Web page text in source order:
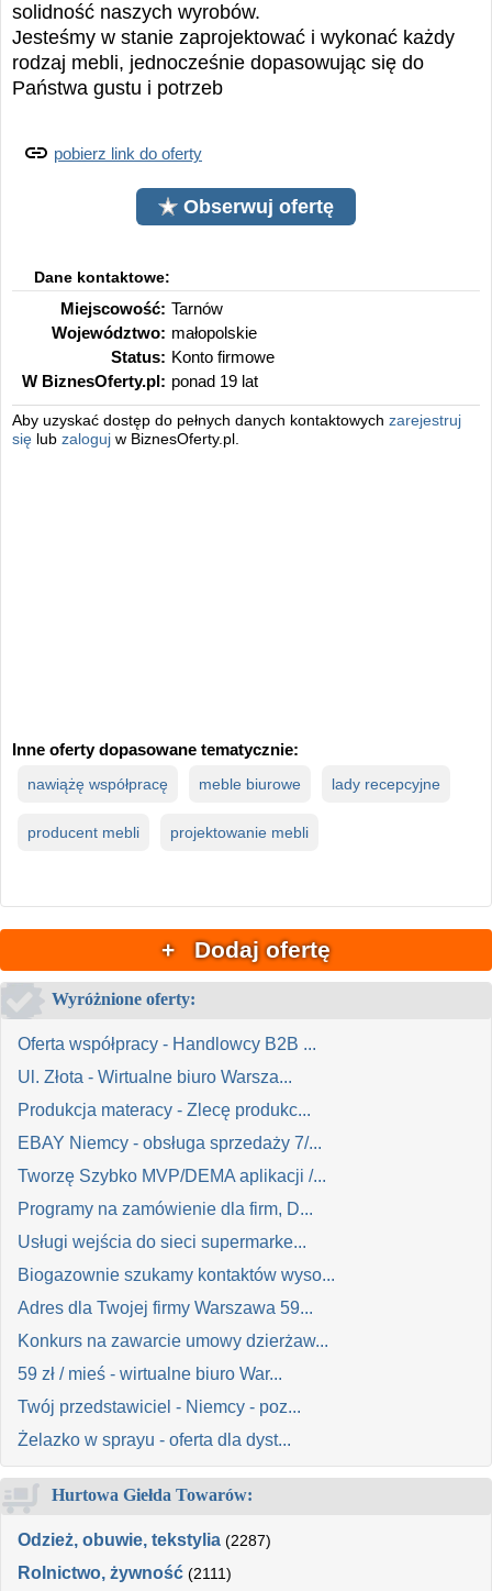
solidność naszych wyrobów.
Jesteśmy w stanie zaprojektować i wykonać każdy
rodzaj mebli, jednocześnie dopasowując się do
Państwa gustu i potrzeb
pobierz link do oferty
Obserwuj ofertę
Dane kontaktowe:
Miejscowość: Tarnów
Województwo: małopolskie
Status: Konto firmowe
W BiznesOferty.pl: ponad 19 lat
Aby uzyskać dostęp do pełnych danych kontaktowych zarejestruj
się lub zaloguj w BiznesOferty.pl.
Inne oferty dopasowane tematycznie:
nawiążę współpracę meble biurowe lady recepcyjne
producent mebli projektowanie mebli
+ Dodaj ofertę
Wyróżnione oferty:
Oferta współpracy - Handlowcy B2B ...
Ul. Złota - Wirtualne biuro Warsza...
Produkcja materacy - Zlecę produkc...
EBAY Niemcy - obsługa sprzedaży 7/...
Tworzę Szybko MVP/DEMA aplikacji /...
Programy na zamówienie dla firm, D...
Usługi wejścia do sieci supermarke...
Biogazownie szukamy kontaktów wyso...
Adres dla Twojej firmy Warszawa 59...
Konkurs na zawarcie umowy dzierżaw...
59 zł / mieś - wirtualne biuro War...
Twój przedstawiciel - Niemcy - poz...
Żelazko w sprayu - oferta dla dyst...
Hurtowa Giełda Towarów:
Odzież, obuwie, tekstylia (2287)
Rolnictwo, żywność (2111)